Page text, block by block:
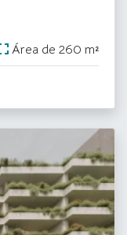
Área de 260 m²